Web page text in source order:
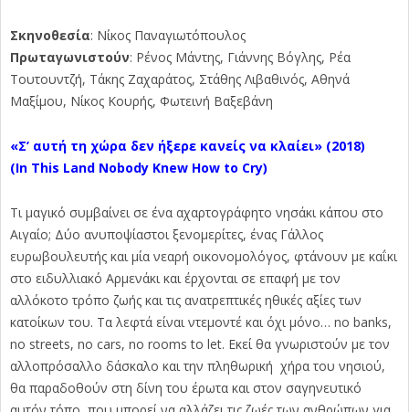
Σκηνοθεσία: Νίκος Παναγιωτόπουλος
Πρωταγωνιστούν: Ρένος Μάντης, Γιάννης Βόγλης, Ρέα
Τουτουντζή, Τάκης Ζαχαράτος, Στάθης Λιβαθινός, Αθηνά
Μαξίμου, Νίκος Κουρής, Φωτεινή Βαξεβάνη
«Σ’ αυτή τη χώρα δεν ήξερε κανείς να κλαίει» (2018)
(In This Land Nobody Knew How to Cry)
Τι μαγικό συμβαίνει σε ένα αχαρτογράφητο νησάκι κάπου στο
Αιγαίο; Δύο ανυποψίαστοι ξενομερίτες, ένας Γάλλος
ευρωβουλευτής και μία νεαρή οικονομολόγος, φτάνουν με καΐκι
στο ειδυλλιακό Αρμενάκι και έρχονται σε επαφή με τον
αλλόκοτο τρόπο ζωής και τις ανατρεπτικές ηθικές αξίες των
κατοίκων του. Τα λεφτά είναι ντεμοντέ και όχι μόνο… no banks,
nο streets, no cars, no rooms to let. Εκεί θα γνωριστούν με τον
αλλοπρόσαλλο δάσκαλο και την πληθωρική χήρα του νησιού,
θα παραδοθούν στη δίνη του έρωτα και στον σαγηνευτικό